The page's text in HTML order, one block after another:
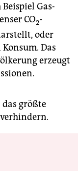
Gas-
CO2-
oder
Das
erzeugt
größte